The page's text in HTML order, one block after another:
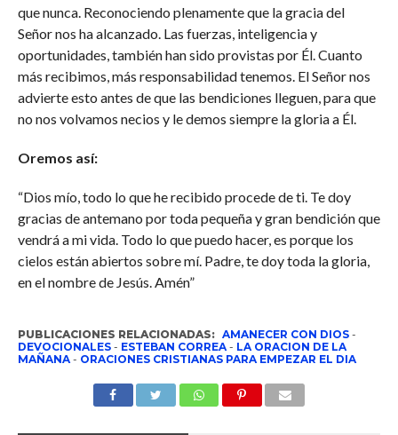
que nunca. Reconociendo plenamente que la gracia del
Señor nos ha alcanzado. Las fuerzas, inteligencia y
oportunidades, también han sido provistas por Él. Cuanto
más recibimos, más responsabilidad tenemos. El Señor nos
advierte esto antes de que las bendiciones lleguen, para que
no nos volvamos necios y le demos siempre la gloria a Él.
Oremos así:
“Dios mío, todo lo que he recibido procede de ti. Te doy
gracias de antemano por toda pequeña y gran bendición que
vendrá a mi vida. Todo lo que puedo hacer, es porque los
cielos están abiertos sobre mí. Padre, te doy toda la gloria,
en el nombre de Jesús. Amén”
PUBLICACIONES RELACIONADAS: AMANECER CON DIOS-
DEVOCIONALES- ESTEBAN CORREA- LA ORACION DE LA
MAÑANA- ORACIONES CRISTIANAS PARA EMPEZAR EL DIA